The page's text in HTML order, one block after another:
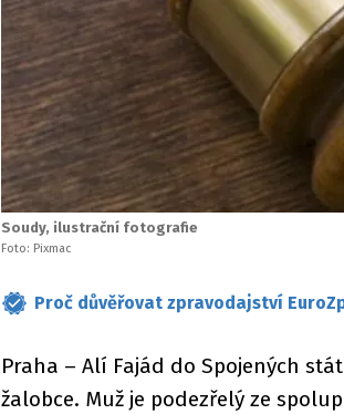
Soudy, ilustrační fotografie
Foto: Pixmac
Proč důvěřovat zpravodajství
Praha – Alí Fajád do Spojených
žalobce. Muž je podezřelý ze